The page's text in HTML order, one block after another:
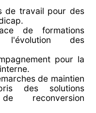
travail pour des
formations
l'évolution des
pour la
de maintien
des solutions
reconversion